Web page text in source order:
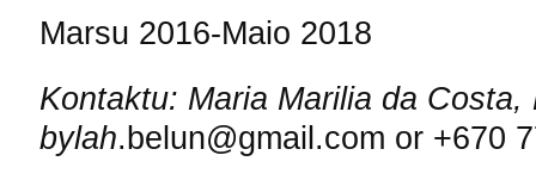
Marsu 2016-Maio 2018
Kontaktu: Maria Marilia da Costa,
bylah.belun@gmail.com or +670